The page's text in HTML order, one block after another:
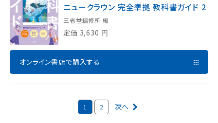
ニュークラウン 完全準拠 教科書ガイド 2
三省堂編修所 編
定価 3,630 円
オンライン書店で購入する
1 2 次へ